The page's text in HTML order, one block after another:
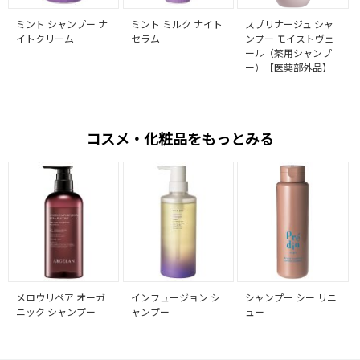
ミント シャンプー ナ
イトクリーム
ミント ミルク ナイト
セラム
スプリナージュ シャ
ンプー モイストヴェ
ール（薬用シャンプ
ー）【医薬部外品】
コスメ・化粧品をもっとみる
メロウリペア オーガ
ニック シャンプー
インフュージョン シ
ャンプー
シャンプー シー リニ
ュー